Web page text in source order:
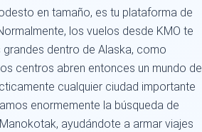
en tamaño, es tu plataforma de
los vuelos desde KMO te
dentro de Alaska, como
centros abren entonces un mundo de
cualquier ciudad importante
enormemente la búsqueda de
ayudándote a armar viajes